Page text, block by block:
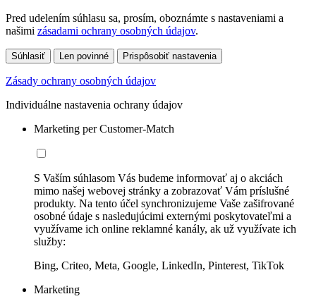
Pred udelením súhlasu sa, prosím, oboznámte s nastaveniami a
našimi zásadami ochrany osobných údajov.
Súhlasiť Len povinné Prispôsobiť nastavenia
Zásady ochrany osobných údajov
Individuálne nastavenia ochrany údajov
Marketing per Customer-Match
S Vaším súhlasom Vás budeme informovať aj o akciách
mimo našej webovej stránky a zobrazovať Vám príslušné
produkty. Na tento účel synchronizujeme Vaše zašifrované
osobné údaje s nasledujúcimi externými poskytovateľmi a
využívame ich online reklamné kanály, ak už využívate ich
služby:
Bing, Criteo, Meta, Google, LinkedIn, Pinterest, TikTok
Marketing